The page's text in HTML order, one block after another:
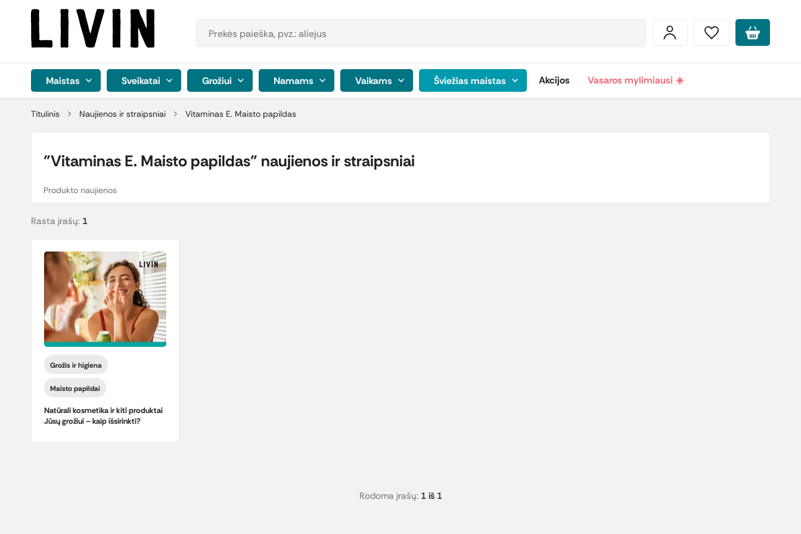
Maistas Sveikatai Grožiui Namams Vaikams Šviežias maistas Akcijos Vasaros mylimiausi ☀️
Titulinis Naujienos ir straipsniai Vitaminas E. Maisto papildas
"Vitaminas E. Maisto papildas" naujienos ir straipsniai
Produkto naujienos
Rasta įrašų: 1
Grožis ir higiena
Maisto papildai
Natūrali kosmetika ir kiti produktai
Jūsų grožiui – kaip išsirinkti?
Rodoma įrašų: 1 iš 1